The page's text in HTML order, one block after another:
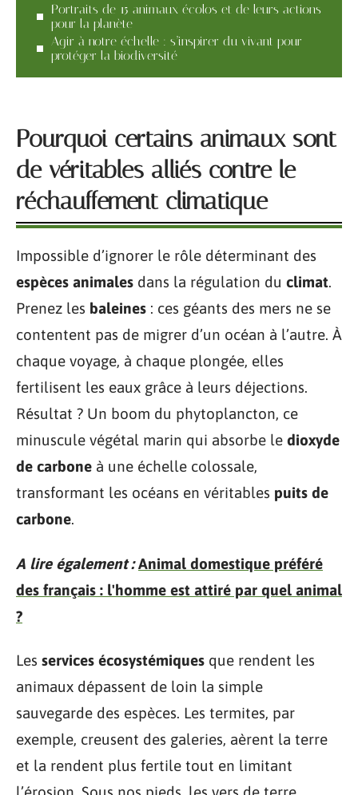
Portraits de 15 animaux écolos et de leurs actions
pour la planète
Agir à notre échelle : s’inspirer du vivant pour
protéger la biodiversité
Pourquoi certains animaux sont
de véritables alliés contre le
réchauffement climatique
Impossible d’ignorer le rôle déterminant des
espèces animales dans la régulation du climat.
Prenez les baleines : ces géants des mers ne se
contentent pas de migrer d’un océan à l’autre. À
chaque voyage, à chaque plongée, elles
fertilisent les eaux grâce à leurs déjections.
Résultat ? Un boom du phytoplancton, ce
minuscule végétal marin qui absorbe le dioxyde
de carbone à une échelle colossale,
transformant les océans en véritables puits de
carbone.
A lire également : Animal domestique préféré
des français : l'homme est attiré par quel animal
?
Les services écosystémiques que rendent les
animaux dépassent de loin la simple
sauvegarde des espèces. Les termites, par
exemple, creusent des galeries, aèrent la terre
et la rendent plus fertile tout en limitant